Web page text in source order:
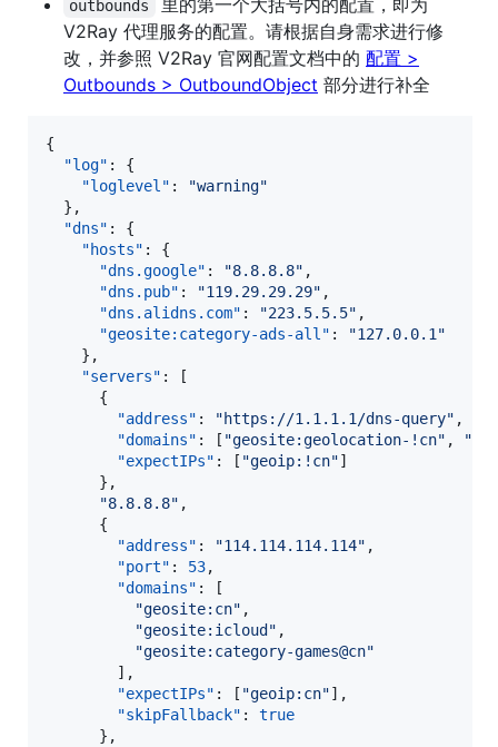
outbounds
里的第一个大括号内的配置，即为
V2Ray 代理服务的配置。请根据自身需求进行修
改，并参照 V2Ray 官网配置文档中的 配置 >
Outbounds > OutboundObject 部分进行补全
{
"log" : {
"loglevel" : "warning"
  },
"dns" : {
"hosts" : {
"dns.google" : "8.8.8.8" ,
"dns.pub" : "119.29.29.29" ,
"dns.alidns.com" : "223.5.5.5" ,
"geosite:category-ads-all" : "127.0.0.1 "
    },
"servers" : [
      {
"address" : "https://1.1.1.1/dns-query" ,
"domains" : [ "geosite:geolocation-!cn" , "
"expectIPs" : [ "geoip:!cn"]
      },
"8.8.8.8" ,
      {
"address" : "114.114.114.114" ,
"port" : 53,
"domains" : [
"geosite:cn" ,
"geosite:icloud " ,
"geosite:category-games@cn"
        ],
"expectIPs" : [ "geoip:cn"],
"skipFallback" : true
      },